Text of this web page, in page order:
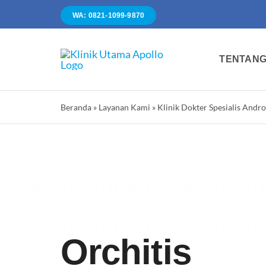
to
WA: 0821-1099-9870
Beranda » Layanan Kami » Klinik Dokter Spesialis
Orchitis